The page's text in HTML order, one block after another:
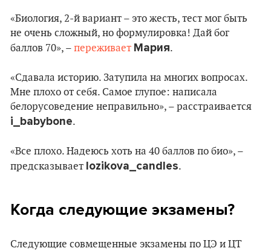
«Биология, 2-й вариант – это жесть, тест мог быть
не очень сложный, но формулировка! Дай бог
баллов 70», – переживает Мария.
«Сдавала историю. Затупила на многих вопросах.
Мне плохо от себя. Самое глупое: написала
белорусоведение неправильно», – расстраивается
i_babybone.
«Все плохо. Надеюсь хоть на 40 баллов по био», –
предсказывает lozikova_candles.
Когда следующие экзамены?
Следующие совмещенные экзамены по ЦЭ и ЦТ